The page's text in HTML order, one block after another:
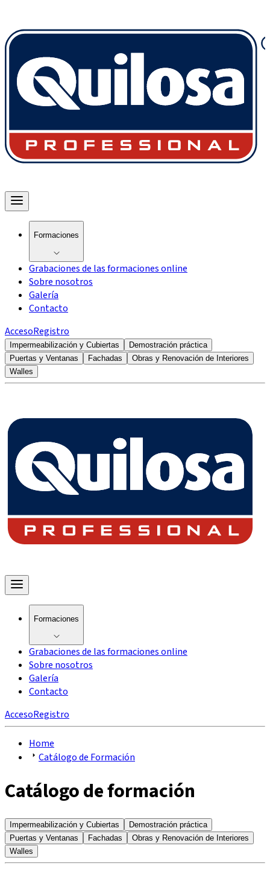
Formaciones
Grabaciones de las formaciones online
Sobre nosotros
Galería
Contacto
AccesoRegistro
Impermeabilización y Cubiertas
Demostración práctica
Puertas y Ventanas
Fachadas
Obras y Renovación de Interiores
Walles
Formaciones
Grabaciones de las formaciones online
Sobre nosotros
Galería
Contacto
AccesoRegistro
Home
Catálogo de Formación
Catálogo de formación
Impermeabilización y Cubiertas
Demostración práctica
Puertas y Ventanas
Fachadas
Obras y Renovación de Interiores
Walles